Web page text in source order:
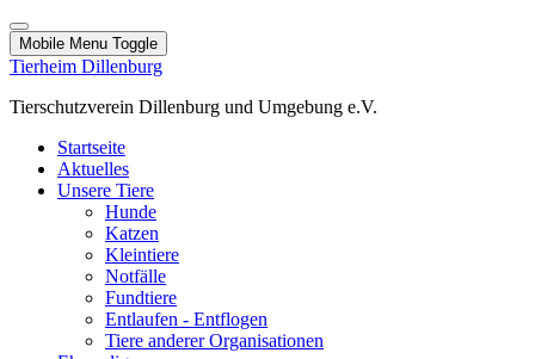
Mobile Menu Toggle
Tierheim Dillenburg
Tierschutzverein Dillenburg und Umgebung e.V.
Startseite
Aktuelles
Unsere Tiere
Hunde
Katzen
Kleintiere
Notfälle
Fundtiere
Entlaufen - Entflogen
Tiere anderer Organisationen